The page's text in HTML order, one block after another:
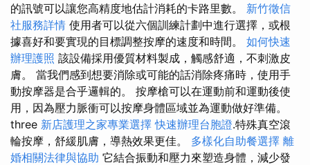
的訊號可以讓您高精度地估計消耗的卡路里數。 新竹徵信
社服務詳情 使用者可以從六個訓練計劃中進行選擇，或根
據喜好和要實現的目標調整按摩的速度和時間。 如何快速
辦理護照 該設備採用優質材料製成，觸感舒適，不刺激皮
膚。 當我們感到想要消除或可能的話消除疼痛時，使用手
動按摩器是合乎邏輯的。 按摩槍可以在運動前和運動後使
用，因為壓力脈衝可以按摩身體區域並為運動做好準備。
three 新店護理之家專業選擇 快速辦理台胞證.特殊真空滾
輪按摩，舒緩肌膚，導熱效果更佳。 多樣化自助餐選擇 離
婚相關法律與協助 它結合振動和壓力來塑造身體，減少發